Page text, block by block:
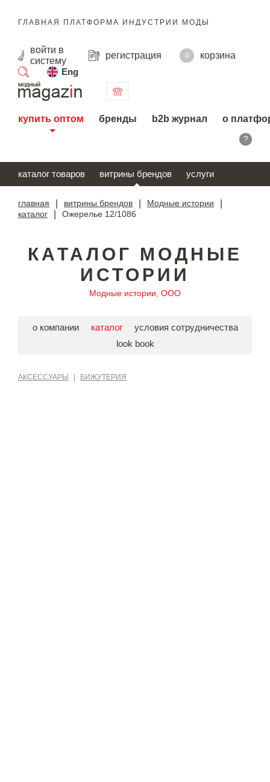
ГЛАВНАЯ ПЛАТФОРМА ИНДУСТРИИ МОДЫ
войти в
систему
регистрация 0
корзина
Eng
поиск
купить оптом бренды b2b журнал о
?
каталог товаров витрины брендов услуги
главная витрины брендов Модные истории
каталог Ожерелье 12/1086
КАТАЛОГ МОДНЫЕ
ИСТОРИИ
Модные истории, ООО
о компании каталог
условия сотрудничества
look book
АКСЕССУАРЫ БИЖУТЕРИЯ